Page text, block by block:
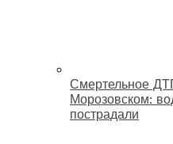
Смертельное
Морозовском:
пострадали